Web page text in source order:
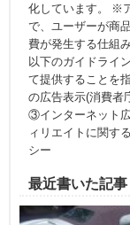
化しています。 ※
で、ユーザーが商
費が発生する仕組
以下のガイドライ
て提供することを
の広告表示(消費者
③インターネット
ィリエイトに関す
シー
最近書いた記事